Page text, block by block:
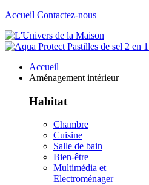
Accueil Contactez-nous
Accueil
Aménagement intérieur
Habitat
Chambre
Cuisine
Salle de bain
Bien-être
Multimédia et
Electroménager